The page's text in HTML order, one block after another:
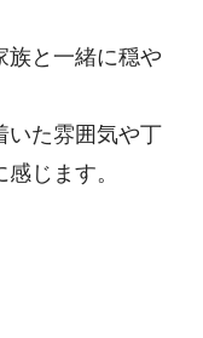
族と一緒に穏や
いた雰囲気や丁
じます。